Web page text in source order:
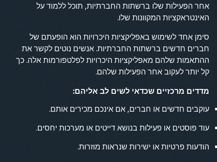
אחר הפעילות שלו ברשתות החברתיות, תוכל ללמוד על
האינטראקציות המקוונות שלו.
סימן אחד לשימוש באפליקציות היכרויות הוא הופעתם של
חברים חדשים ברשתות החברתיות. אנשים נוטים לקשר את
ההתאמות שלהם מאפליקציות היכרויות לפלטפורמות אלה. כך
קל יותר לעקוב אחר הפעילות שלהם.
מדדים מרכזיים שכדאי לשים לב אליהם:
עוקבים חדשים או חברים, אם אינכם מכירים אותם.
עוד פוסטים או פעילות בנושא דייטים או מערכות יחסים.
הודעות פרטיות או ישירות שנראות מוזרות.